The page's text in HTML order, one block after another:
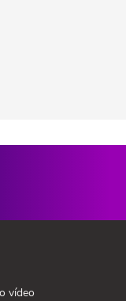
vídeo